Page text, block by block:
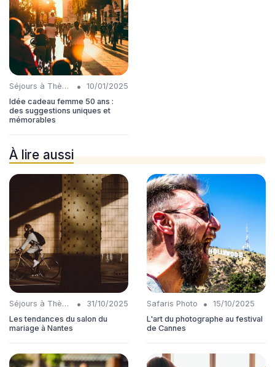
Séjours à Thème •
10/01/2025
Idée cadeau femme 50 ans :
des suggestions uniques et
mémorables
À lire aussi
Séjours à Thème •
31/10/2025
Les tendances du salon du
mariage à Nantes
Safaris Photo •
15/10/2025
L'art du photographe au festival
de Cannes